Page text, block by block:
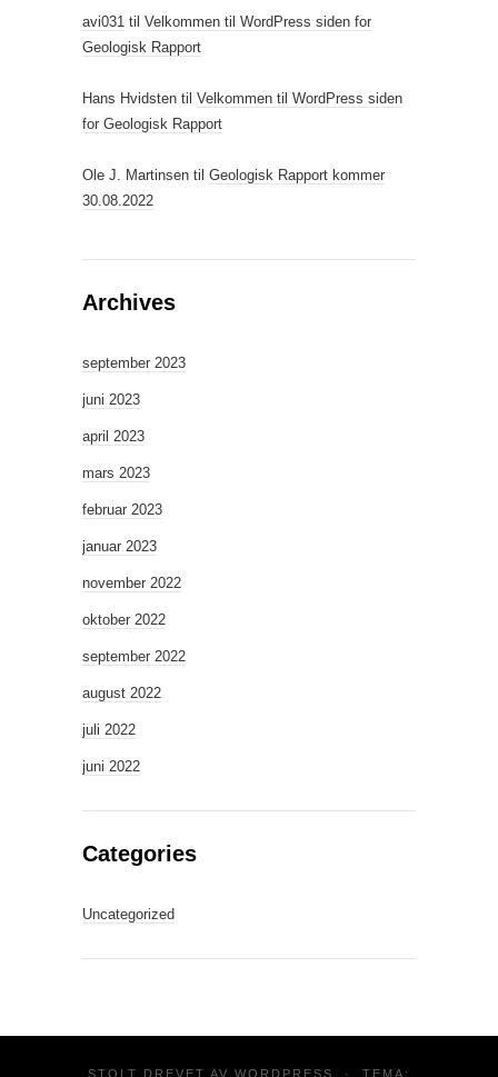
avi031 til Velkommen til WordPress siden for
Geologisk Rapport
Hans Hvidsten til Velkommen til WordPress siden
for Geologisk Rapport
Ole J. Martinsen til Geologisk Rapport kommer
30.08.2022
Archives
september 2023
juni 2023
april 2023
mars 2023
februar 2023
januar 2023
november 2022
oktober 2022
september 2022
august 2022
juli 2022
juni 2022
Categories
Uncategorized
STOLT DREVET AV WORDPRESS · TEMA: